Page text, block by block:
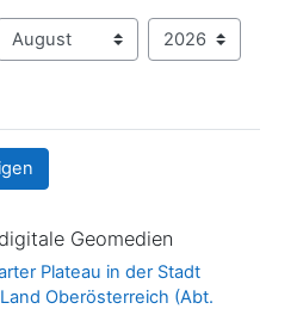
Jahr
Geomedien
Plateau in der Stadt
Oberösterreich (Abt.